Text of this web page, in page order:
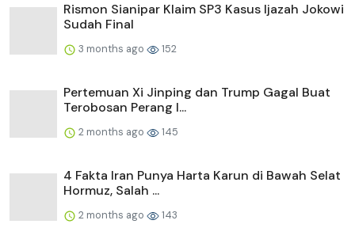
Rismon Sianipar Klaim SP3 Kasus Ijazah Jokowi
Sudah Final
3 months ago 152
Pertemuan Xi Jinping dan Trump Gagal Buat
Terobosan Perang I...
2 months ago 145
4 Fakta Iran Punya Harta Karun di Bawah Selat
Hormuz, Salah ...
2 months ago 143